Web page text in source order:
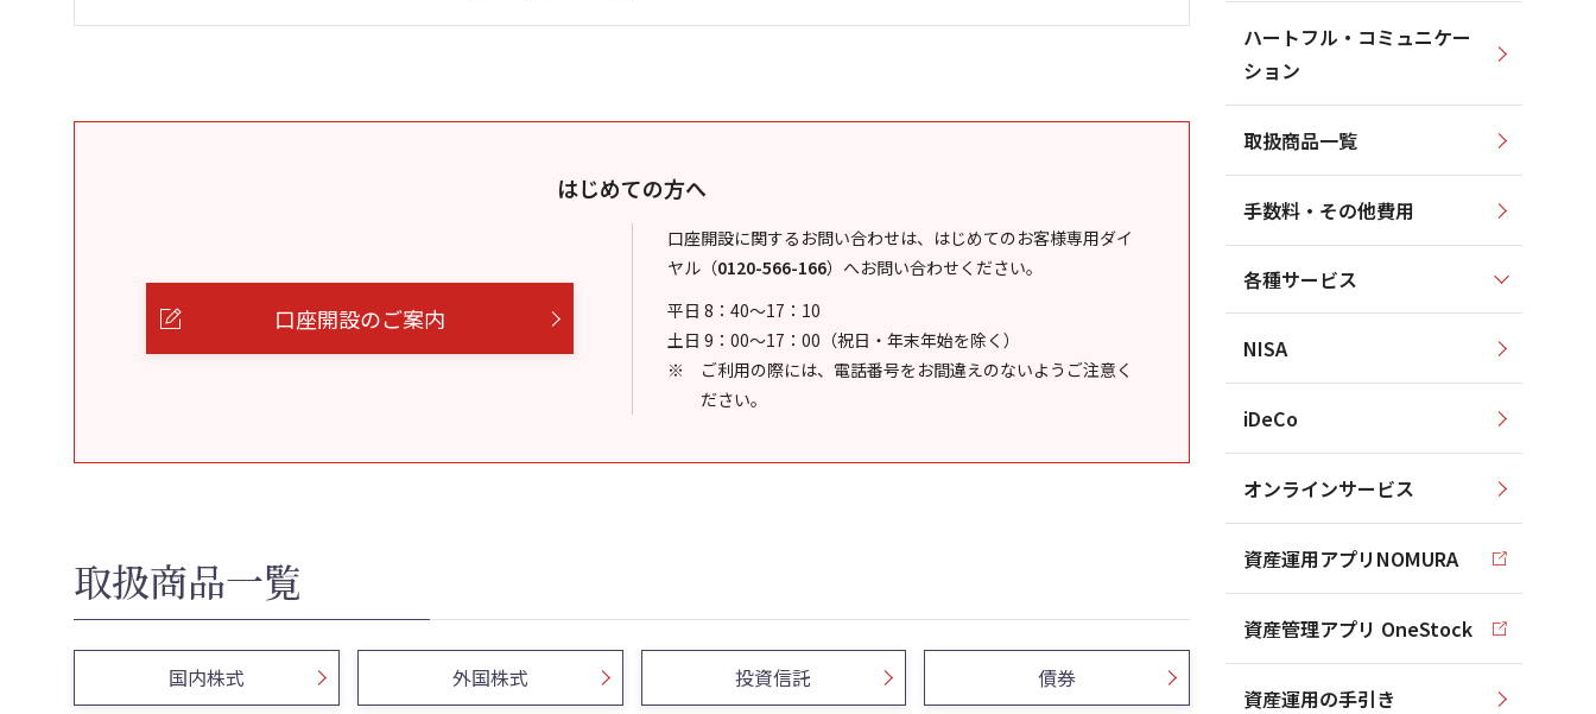
はじめての方へ
口座開設のご案内
口座開設に関するお問い合わせは、はじめてのお客様専用ダイ
ヤル （0120-566-166） へお問い合わせください。
平日 8：40～17：10
土日 9：00～17：00（祝日・年末年始を除く）
ご利用の際には、電話番号をお間違えのないようご注意く
ださい。
取扱商品一覧
国内株式 外国株式 投資信託 債券
ハートフル・コミュニケー
ション
取扱商品一覧
手数料・その他費用
各種サービス
NISA
iDeCo
オンラインサービス
資産運用アプリNOMURA
資産管理アプリ OneStock
資産運用の手引き